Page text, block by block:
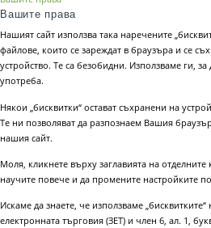
Вашите права
Нашият сайт използва така наречените
файлове, които се зареждат в браузъра и се
устройство. Те са безобидни. Използваме ги,
употреба.
Някои „бисквитки“ остават съхранени на
Те ни позволяват да разпознаем Вашия
нашия сайт.
Моля, кликнете върху заглавията на отделните
научите повече и да промените настройките
Искаме да знаете, че използваме
електронната търговия (ЗЕТ) и член 6, ал. 1,